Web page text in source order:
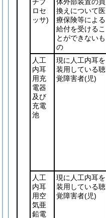
ロセ
ッサ)
換えについて医
療保険等による
給付を受けるこ
とができないも
の
人工
内耳
用充
電器
及び
充電
池
現に人工内耳を
装用している聴
覚障害者(児)
人工
内耳
用空
気亜
鉛電
現に人工内耳を
装用している聴
覚障害者(児)